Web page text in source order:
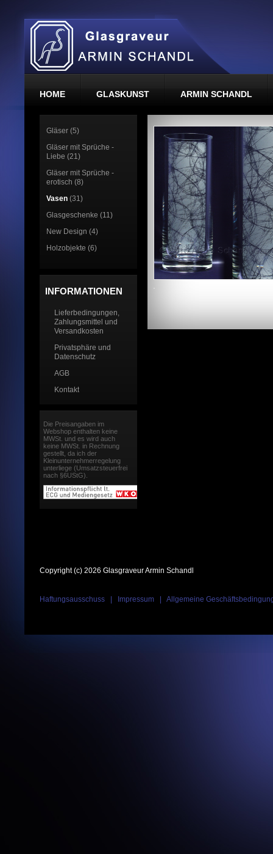
HOME GLASKUNST ARMIN SCHANDL
Gläser (5)
Gläser mit Sprüche -
Liebe (21)
Gläser mit Sprüche -
erotisch (8)
Vasen (31)
Glasgeschenke (11)
New Design (4)
Holzobjekte (6)
INFORMATIONEN
Lieferbedingungen,
Zahlungsmittel und
Versandkosten
Privatsphäre und
Datenschutz
AGB
Kontakt
Die Preisangaben im
Webshop enthalten keine
MWSt. und es wird auch
keine MWSt. in Rechnung
gestellt, da ich der
Kleinunternehmerregelung
unterliege (Umsatzsteuerfrei
nach §6UStG).
Copyright (c) 2026 Glasgraveur Armin Schandl
Haftungsausschuss Impressum Allgemeine